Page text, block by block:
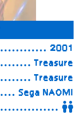
2001
Treasure
Treasure
Sega NAOMI